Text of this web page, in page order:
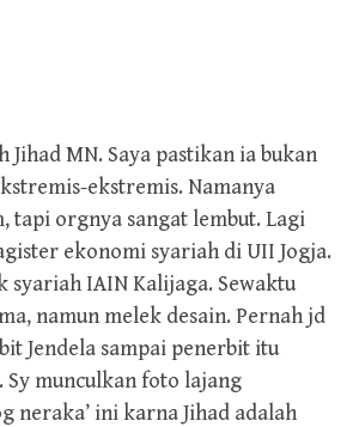
Jihad MN. Saya pastikan ia bukan
ekstremis. Namanya
tapi orgnya sangat lembut. Lagi
ekonomi syariah di UII Jogja.
syariah IAIN Kalijaga. Sewaktu
namun melek desain. Pernah jd
Jendela sampai penerbit itu
Sy munculkan foto lajang
neraka’ ini karna Jihad adalah